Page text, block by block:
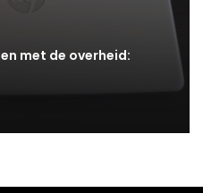
met de overheid: